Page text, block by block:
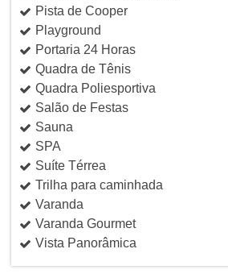
Pista de Cooper
Playground
Portaria 24 Horas
Quadra de Tênis
Quadra Poliesportiva
Salão de Festas
Sauna
SPA
Suíte Térrea
Trilha para caminhada
Varanda
Varanda Gourmet
Vista Panorâmica